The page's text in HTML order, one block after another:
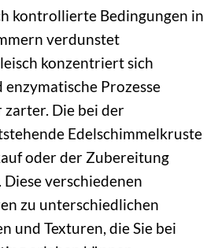
kontrollierte Bedingungen in
verdunstet
konzentriert sich
enzymatische Prozesse
zarter. Die bei der
Edelschimmelkruste
oder der Zubereitung
verschiedenen
zu unterschiedlichen
und Texturen, die Sie bei